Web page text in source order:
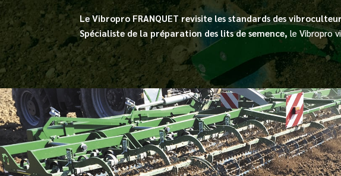
Le Vibropro FRANQUET revisite les standards des
Spécialiste de la préparation des lits de semence, le Vibropro